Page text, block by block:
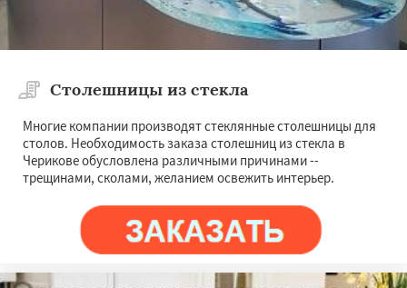
Столешницы из стекла
Многие компании производят стеклянные столешницы для
столов. Необходимость заказа столешниц из стекла в
Черикове обусловлена различными причинами --
трещинами, сколами, желанием освежить интерьер.